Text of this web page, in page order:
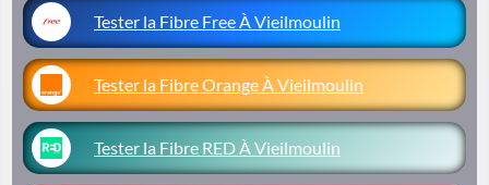
Tester la Fibre Free À Vieilmoulin
Tester la Fibre Orange À Vieilmoulin
Tester la Fibre RED À Vieilmoulin